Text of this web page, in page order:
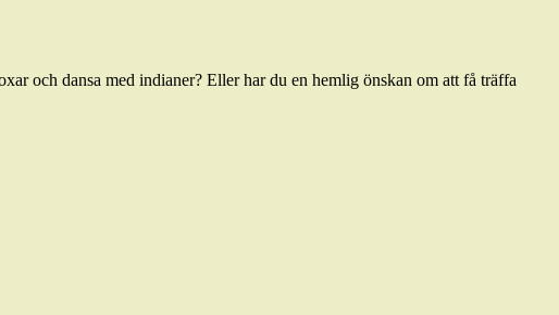
och dansa med indianer? Eller har du en hemlig önskan om att få träffa